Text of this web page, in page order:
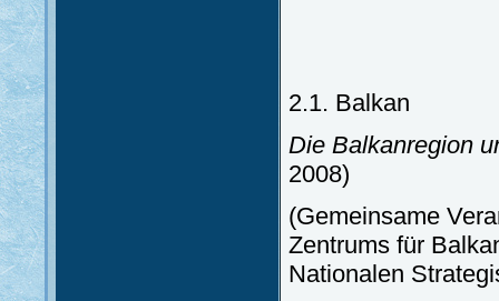
2.1. Balkan
Die Balkanregion
2008)
(Gemeinsame
Zentrums für
Nationalen